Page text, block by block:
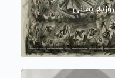
روزبه بمانی